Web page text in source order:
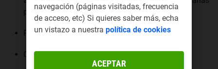
personalizadas.
Permite múltiples perfiles de conexión.
Cumple con el reglamento RGDP
navegación (páginas visitadas, frecuencia
de acceso, etc) Si quieres saber más, echa
un vistazo a nuestra política de cookies
ACEPTAR